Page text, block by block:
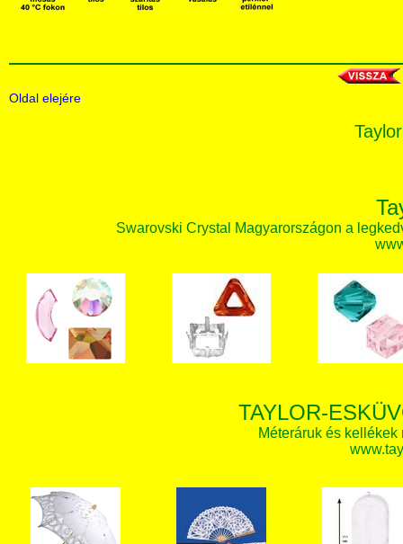
Oldal elejére
Swarovski Crystal Magyarországon a
TAYLOR-
Méteráruk és